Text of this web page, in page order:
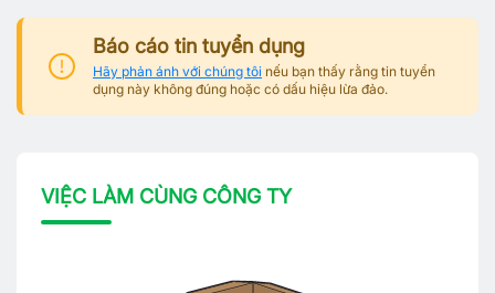
Báo cáo tin tuyển dụng
Hãy phản ánh với chúng tôi nếu bạn thấy rằng tin tuyển
dụng này không đúng hoặc có dấu hiệu lừa đảo.
VIỆC LÀM CÙNG CÔNG TY